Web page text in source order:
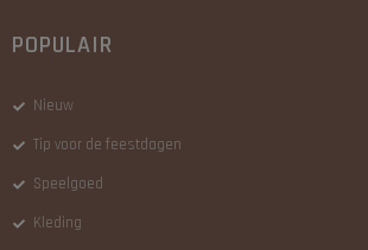
POPULAIR
Nieuw
Tip voor de feestdagen
Speelgoed
Kleding